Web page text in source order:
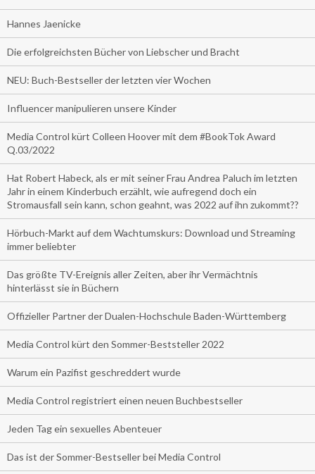
Hannes Jaenicke
Die erfolgreichsten Bücher von Liebscher und Bracht
NEU: Buch-Bestseller der letzten vier Wochen
Influencer manipulieren unsere Kinder
Media Control kürt Colleen Hoover mit dem #BookTok Award
Q.03/2022
Hat Robert Habeck, als er mit seiner Frau Andrea Paluch im letzten
Jahr in einem Kinderbuch erzählt, wie aufregend doch ein
Stromausfall sein kann, schon geahnt, was 2022 auf ihn zukommt??
Hörbuch-Markt auf dem Wachtumskurs: Download und Streaming
immer beliebter
Das größte TV-Ereignis aller Zeiten, aber ihr Vermächtnis
hinterlässt sie in Büchern
Offizieller Partner der Dualen-Hochschule Baden-Württemberg
Media Control kürt den Sommer-Beststeller 2022
Warum ein Pazifist geschreddert wurde
Media Control registriert einen neuen Buchbestseller
Jeden Tag ein sexuelles Abenteuer
Das ist der Sommer-Bestseller bei Media Control